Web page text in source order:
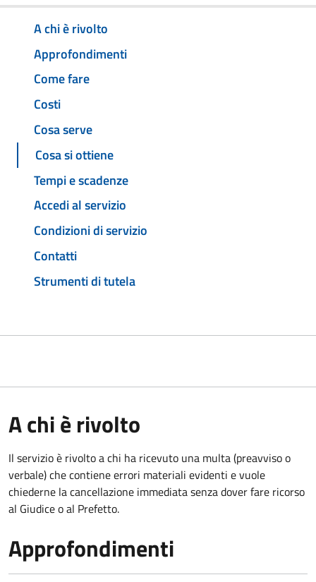
A chi è rivolto
Approfondimenti
Come fare
Costi
Cosa serve
Cosa si ottiene
Tempi e scadenze
Accedi al servizio
Condizioni di servizio
Contatti
Strumenti di tutela
A chi è rivolto
Il servizio è rivolto a chi ha ricevuto una multa (preavviso o
verbale) che contiene errori materiali evidenti e vuole
chiederne la cancellazione immediata senza dover fare ricorso
al Giudice o al Prefetto.
Approfondimenti